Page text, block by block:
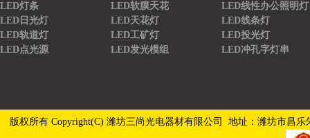
LED灯条 LED软膜天花
LED线性办公照明灯
LED日光灯
LED天花灯
LED线条灯
LED轨道灯
LED工矿灯
LED投光灯
LED点光源
LED发光模组 LED冲孔字灯串
版权所有 Copyright(C) 潍坊三尚光电器材有限公司 地址：潍坊市